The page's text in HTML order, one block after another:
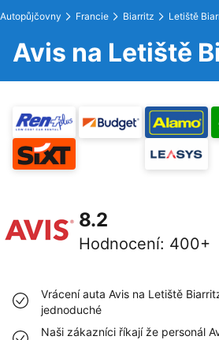
Autopůjčovny Francie Biarritz Letiště
Avis na Letiště
8.2
Hodnocení: 400+
Vrácení auta Avis na Letiště
jednoduché
Naši zákazníci říkají že personál